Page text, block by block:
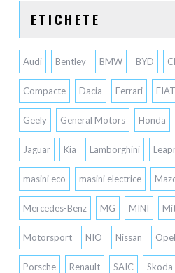
ETICHETE
Audi Bentley BMW BYD
Compacte Dacia Ferrari FIAT
Geely General Motors Honda
Jaguar Kia Lamborghini
masini eco masini electrice
Mercedes-Benz MG MINI
Motorsport NIO Nissan Opel
Porsche Renault SAIC Skoda